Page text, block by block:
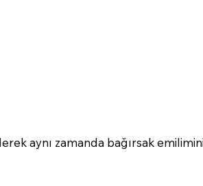
aynı zamanda bağırsak